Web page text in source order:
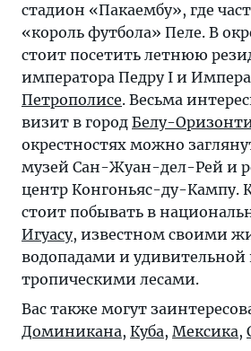
стадион «Пакаембу», где
«король футбола» Пеле. В
стоит посетить летнюю
императора Педру I и
Петрополисе. Весьма
визит в город Белу-
окрестностях можно
музей Сан-Жуан-дел-Рей и
центр Конгоньяс-ду-Кампу.
стоит побывать в
Игуасу, известном своими
водопадами и удивительной
тропическими лесами.
Вас также могут
Доминикана, Куба, Мексика,